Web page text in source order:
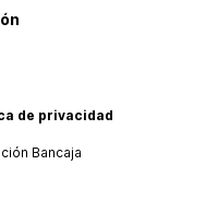
de privacidad
Bancaja